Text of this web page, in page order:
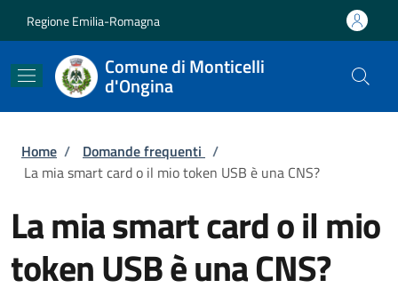
Regione Emilia-Romagna
Comune di Monticelli
d'Ongina
Briciole di pane
Home / Domande frequenti /
La mia smart card o il mio token USB è una CNS?
La mia smart card o il mio
token USB è una CNS?